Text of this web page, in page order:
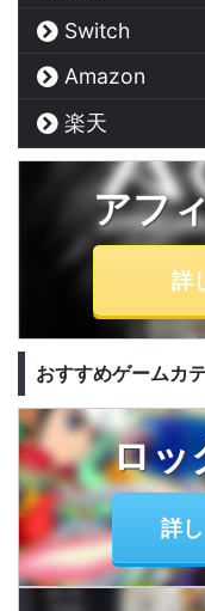
Switch
Amazon
楽天
アフ
詳
おすすめゲームカ
ロッ
詳